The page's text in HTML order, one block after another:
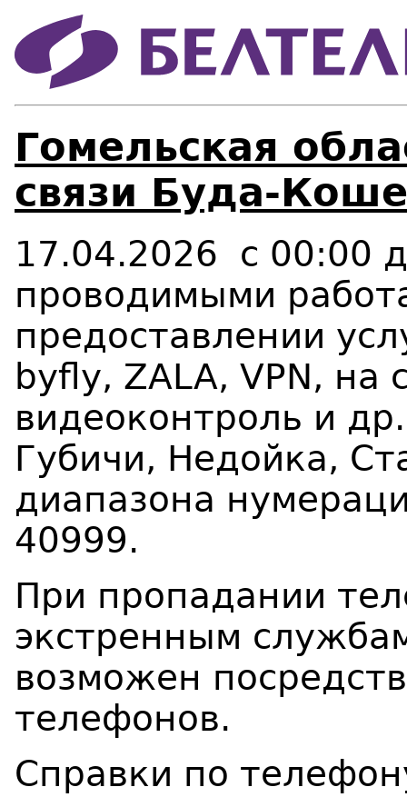
Гомельская
связи Буда-
17.04.2026 с 00:00
проводимыми
предоставлении
byfly, ZALA, VPN, на
видеоконтроль и
Губичи, Недойка,
диапазона
40999.
При пропадании
экстренным
возможен
телефонов.
Справки по